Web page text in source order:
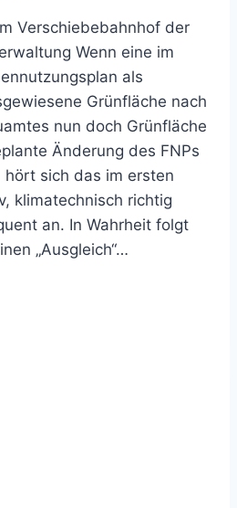
Verschiebebahnhof der
Wenn eine im
als
Grünfläche nach
nun doch Grünfläche
Änderung des FNPs
sich das im ersten
klimatechnisch richtig
an. In Wahrheit folgt
„Ausgleich“…